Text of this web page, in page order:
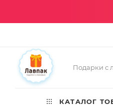
Подарки с
КАТАЛОГ